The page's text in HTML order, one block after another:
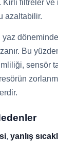
filtreler
azaltabilir.
döneminde
Bu
sensör
, yanlış